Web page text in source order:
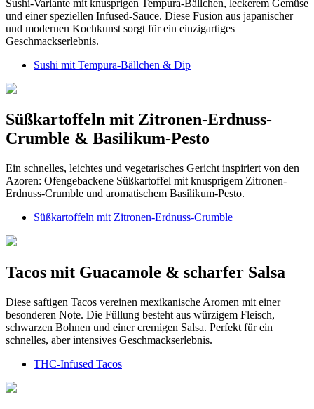
Sushi-Variante mit knusprigen Tempura-Bällchen, leckerem Gemüse
und einer speziellen Infused-Sauce. Diese Fusion aus japanischer
und modernen Kochkunst sorgt für ein einzigartiges
Geschmackserlebnis.
Sushi mit Tempura-Bällchen & Dip
Süßkartoffeln mit Zitronen-Erdnuss-
Crumble & Basilikum-Pesto
Ein schnelles, leichtes und vegetarisches Gericht inspiriert von den
Azoren: Ofengebackene Süßkartoffel mit knusprigem Zitronen-
Erdnuss-Crumble und aromatischem Basilikum-Pesto.
Süßkartoffeln mit Zitronen-Erdnuss-Crumble
Tacos mit Guacamole & scharfer Salsa
Diese saftigen Tacos vereinen mexikanische Aromen mit einer
besonderen Note. Die Füllung besteht aus würzigem Fleisch,
schwarzen Bohnen und einer cremigen Salsa. Perfekt für ein
schnelles, aber intensives Geschmackserlebnis.
THC-Infused Tacos